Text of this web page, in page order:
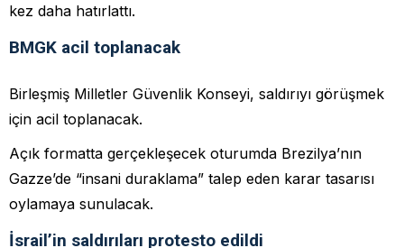
kez daha hatırlattı.
BMGK acil toplanacak
Birleşmiş Milletler Güvenlik Konseyi, saldırıyı görüşmek
için acil toplanacak.
Açık formatta gerçekleşecek oturumda Brezilya’nın
Gazze’de “insani duraklama” talep eden karar tasarısı
oylamaya sunulacak.
İsrail’in saldırıları protesto edildi